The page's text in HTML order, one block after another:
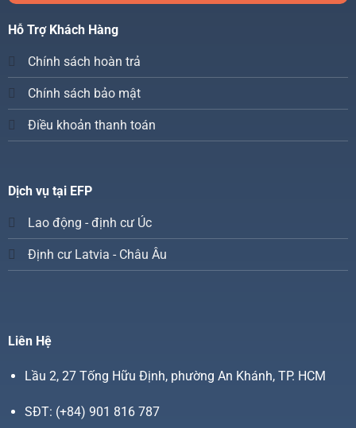
Hỗ Trợ Khách Hàng
Chính sách hoàn trả
Chính sách bảo mật
Điều khoản thanh toán
Dịch vụ tại EFP
Lao động - định cư Úc
Định cư Latvia - Châu Âu
Liên Hệ
Lầu 2, 27 Tống Hữu Định, phường An Khánh, TP. HCM
SĐT: (+84) 901 816 787